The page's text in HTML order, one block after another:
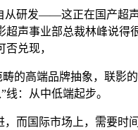
研发——这正在国产超
声事业部总裁林峰说得
兑现，
高端品牌抽象，联影
：从中低端起步。
国际市场上，需要时